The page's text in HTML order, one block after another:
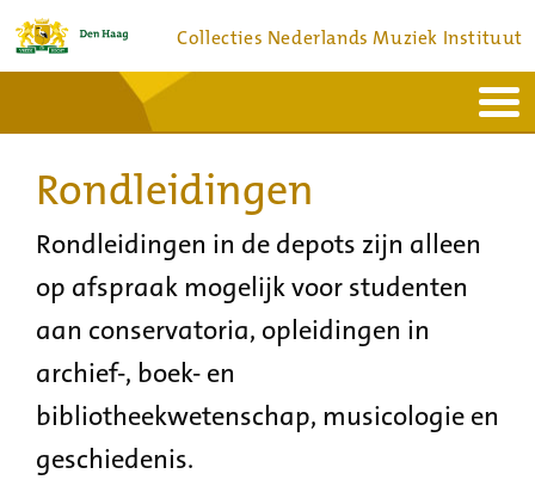
Collecties Nederlands Muziek Instituut
Bronnen en collecties
Dienstverlening
Bezoek
Over
Contact
Rondleidingen
Rondleidingen in de depots zijn alleen
op afspraak mogelijk voor studenten
aan conservatoria, opleidingen in
archief-, boek- en
bibliotheekwetenschap, musicologie en
geschiedenis.